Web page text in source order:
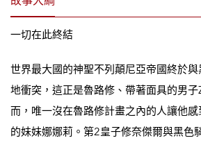
一切在此終結
世界最大國的神聖不列顛尼亞帝國終於
地衝突，這正是魯路修、帶著面具的男
而，唯一沒在魯路修計畫之內的人讓他
的妹妹娜娜莉。第2皇子修奈傑爾與黑色